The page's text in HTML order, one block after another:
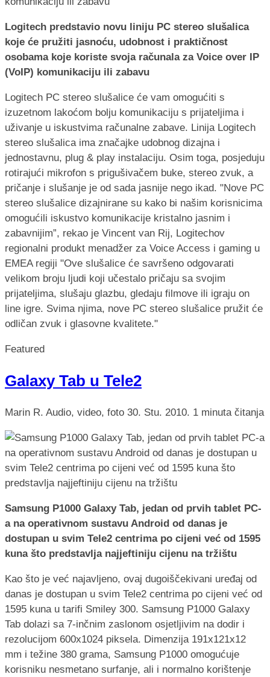
Logitech predstavio novu liniju PC stereo slušalica
koje će pružiti jasnoću, udobnost i praktičnost
osobama koje koriste svoja računala za Voice over IP
(VoIP) komunikaciju ili zabavu
Logitech PC stereo slušalice će vam omogućiti s
izuzetnom lakoćom bolju komunikaciju s prijateljima i
uživanje u iskustvima računalne zabave. Linija Logitech
stereo slušalica ima značajke udobnog dizajna i
jednostavnu, plug & play instalaciju. Osim toga, posjeduju
rotirajući mikrofon s prigušivačem buke, stereo zvuk, a
pričanje i slušanje je od sada jasnije nego ikad. "Nove PC
stereo slušalice dizajnirane su kako bi našim korisnicima
omogućili iskustvo komunikacije kristalno jasnim i
zabavnijim”, rekao je Vincent van Rij, Logitechov
regionalni produkt menadžer za Voice Access i gaming u
EMEA regiji "Ove slušalice će savršeno odgovarati
velikom broju ljudi koji učestalo pričaju sa svojim
prijateljima, slušaju glazbu, gledaju filmove ili igraju on
line igre. Svima njima, nove PC stereo slušalice pružit će
odličan zvuk i glasovne kvalitete."
Featured
Galaxy Tab u Tele2
Marin R. Audio, video, foto 30. Stu. 2010. 1 minuta čitanja
Samsung P1000 Galaxy Tab, jedan od prvih tablet PC-
a na operativnom sustavu Android od danas je
dostupan u svim Tele2 centrima po cijeni već od 1595
kuna što predstavlja najjeftiniju cijenu na tržištu
Kao što je već najavljeno, ovaj dugoiščekivani uređaj od
danas je dostupan u svim Tele2 centrima po cijeni već od
1595 kuna u tarifi Smiley 300. Samsung P1000 Galaxy
Tab dolazi sa 7-inčnim zaslonom osjetljivim na dodir i
rezolucijom 600x1024 piksela. Dimenzija 191x121x12
mm i težine 380 grama, Samsung P1000 omogućuje
korisniku nesmetano surfanje, ali i normalno korištenje